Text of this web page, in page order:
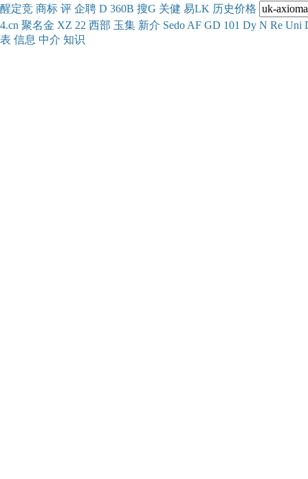
醒定竞 商标 评 企聘 D 360B 搜G 关健 易LK 历史价格
4.cn 聚名金 XZ 22 西部 玉集 新介 Sedo AF GD 101 Dy N Re Uni
表 信息 中介 知识